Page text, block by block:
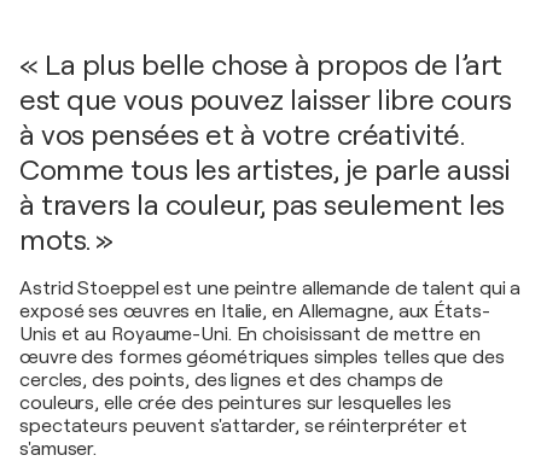
« La plus belle chose à propos de l’art
est que vous pouvez laisser libre cours
à vos pensées et à votre créativité.
Comme tous les artistes, je parle aussi
à travers la couleur, pas seulement les
mots. »
Astrid Stoeppel est une peintre allemande de talent qui a
exposé ses œuvres en Italie, en Allemagne, aux États-
Unis et au Royaume-Uni. En choisissant de mettre en
œuvre des formes géométriques simples telles que des
cercles, des points, des lignes et des champs de
couleurs, elle crée des peintures sur lesquelles les
spectateurs peuvent s'attarder, se réinterpréter et
s'amuser.